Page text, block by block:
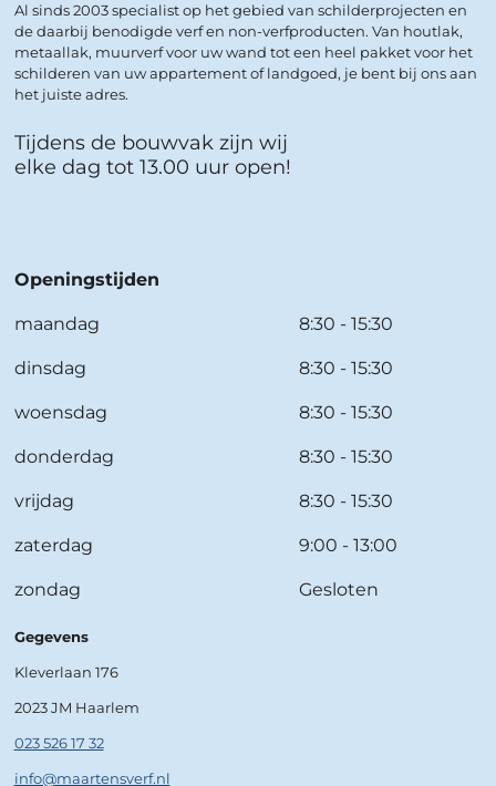
Al sinds 2003 specialist op het gebied van schilderprojecten en
de daarbij benodigde verf en non-verfproducten. Van houtlak,
metaallak, muurverf voor uw wand tot een heel pakket voor het
schilderen van uw appartement of landgoed, je bent bij ons aan
het juiste adres.
Tijdens de bouwvak zijn wij
elke dag tot 13.00 uur open!
Openingstijden
maandag 8:30 - 15:30
dinsdag 8:30 - 15:30
woensdag 8:30 - 15:30
donderdag 8:30 - 15:30
vrijdag 8:30 - 15:30
zaterdag 9:00 - 13:00
zondag Gesloten
Gegevens
Kleverlaan 176
2023 JM Haarlem
023 526 17 32
info@maartensverf.nl